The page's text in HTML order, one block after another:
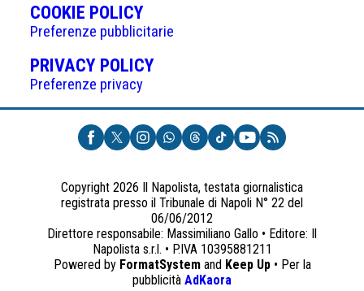
COOKIE POLICY(APRE
IN
UNA
NUOVA
Preferenze pubblicitarie
PRIVACY POLICY(APRE
UNA
NUOVA
SCHEDA)
Preferenze privacy
Copyright 2026 Il Napolista, testata giornalistica
registrata presso il Tribunale di Napoli N° 22 del
06/06/2012
Direttore responsabile: Massimiliano Gallo • Editore: Il
Napolista s.r.l. • P.IVA 10395881211
Powered by FormatSystemand Keep Up• Per la
pubblicità AdKaora